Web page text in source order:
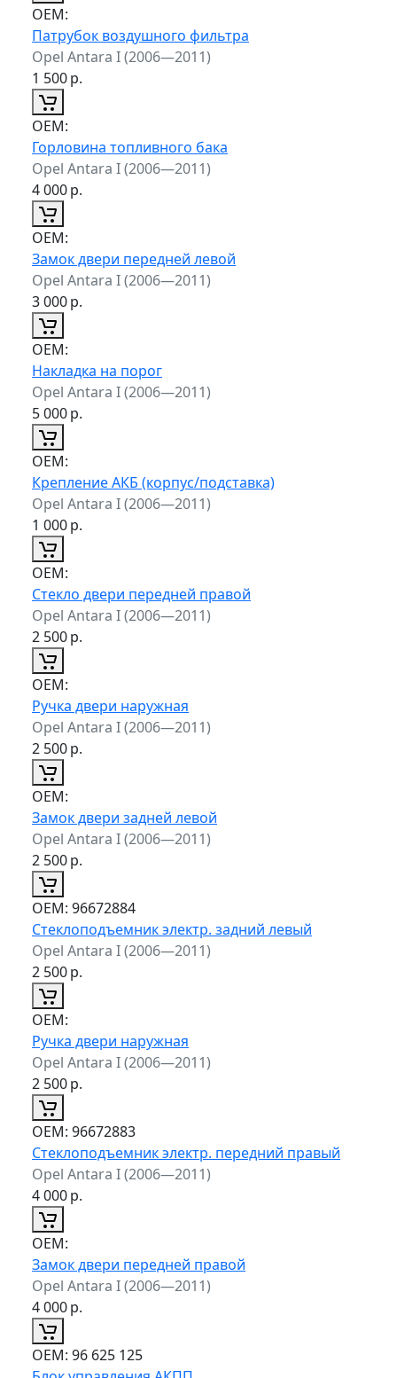
ОЕМ:
Патрубок воздушного фильтра
Opel Antara I (2006—2011)
1 500р.
ОЕМ:
Горловина топливного бака
Opel Antara I (2006—2011)
4 000р.
ОЕМ:
Замок двери передней левой
Opel Antara I (2006—2011)
3 000р.
ОЕМ:
Накладка на порог
Opel Antara I (2006—2011)
5 000р.
ОЕМ:
Крепление АКБ (корпус/подставка)
Opel Antara I (2006—2011)
1 000р.
ОЕМ:
Стекло двери передней правой
Opel Antara I (2006—2011)
2 500р.
ОЕМ:
Ручка двери наружная
Opel Antara I (2006—2011)
2 500р.
ОЕМ:
Замок двери задней левой
Opel Antara I (2006—2011)
2 500р.
ОЕМ: 96672884
Стеклоподъемник электр. задний левый
Opel Antara I (2006—2011)
2 500р.
ОЕМ:
Ручка двери наружная
Opel Antara I (2006—2011)
2 500р.
ОЕМ: 96672883
Стеклоподъемник электр. передний правый
Opel Antara I (2006—2011)
4 000р.
ОЕМ:
Замок двери передней правой
Opel Antara I (2006—2011)
4 000р.
ОЕМ: 96 625 125